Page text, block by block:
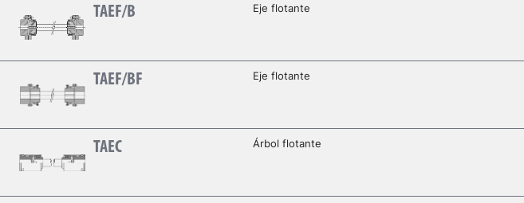
TAEF/B Eje flotante
TAEF/BF Eje flotante
TAEC Árbol flotante